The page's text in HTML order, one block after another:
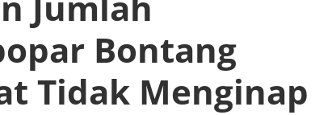
Bontang
Tidak Menginap